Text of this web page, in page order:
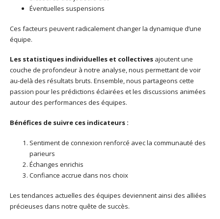
Éventuelles suspensions
Ces facteurs peuvent radicalement changer la dynamique d’une
équipe.
Les statistiques individuelles et collectives ajoutent une
couche de profondeur à notre analyse, nous permettant de voir
au-delà des résultats bruts. Ensemble, nous partageons cette
passion pour les prédictions éclairées et les discussions animées
autour des performances des équipes.
Bénéfices de suivre ces indicateurs :
Sentiment de connexion renforcé avec la communauté des
parieurs
Échanges enrichis
Confiance accrue dans nos choix
Les tendances actuelles des équipes deviennent ainsi des alliées
précieuses dans notre quête de succès.